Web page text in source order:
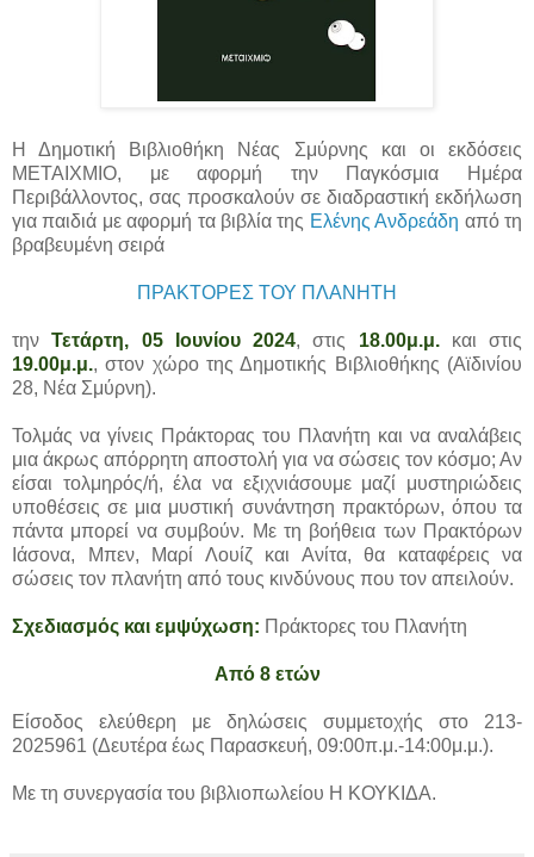
Η Δημοτική Βιβλιοθήκη Νέας Σμύρνης και οι εκδόσεις
ΜΕΤΑΙΧΜΙΟ, με αφορμή την Παγκόσμια Ημέρα
Περιβάλλοντος, σας προσκαλούν σε διαδραστική εκδήλωση
για παιδιά με αφορμή τα βιβλία της Ελένης Ανδρεάδη από τη
βραβευμένη σειρά
ΠΡΑΚΤΟΡΕΣ ΤΟΥ ΠΛΑΝΗΤΗ
τηνΤετάρτη, 05 Ιουνίου 2024, στις 18.00μ.μ.και στις
19.00μ.μ., στον χώρο της Δημοτικής Βιβλιοθήκης (Αϊδινίου
28, Νέα Σμύρνη).
Τολμάς να γίνεις Πράκτορας του Πλανήτη και να αναλάβεις
μια άκρως απόρρητη αποστολή για να σώσεις τον κόσμο; Αν
είσαι τολμηρός/ή, έλα να εξιχνιάσουμε μαζί μυστηριώδεις
υποθέσεις σε μια μυστική συνάντηση πρακτόρων, όπου τα
πάντα μπορεί να συμβούν. Με τη βοήθεια των Πρακτόρων
Ιάσονα, Μπεν, Μαρί Λουίζ και Ανίτα, θα καταφέρεις να
σώσεις τον πλανήτη από τους κινδύνους που τον απειλούν.
Σχεδιασμός και εμψύχωση: Πράκτορες του Πλανήτη
Από 8 ετών
Είσοδος ελεύθερη με δηλώσεις συμμετοχής στο 213-
2025961 (Δευτέρα έως Παρασκευή, 09:00π.μ.-14:00μ.μ.).
Με τη συνεργασία του βιβλιοπωλείου Η ΚΟΥΚΙΔΑ.